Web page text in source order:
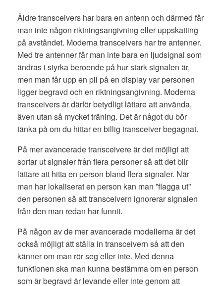
Äldre transceivers har bara en antenn och därmed får
man inte någon riktningsangivning eller uppskatting
på avståndet. Moderna transceivers har tre antenner.
Med tre antenner får man inte bara en ljudsignal som
ändras i styrka beroende på hur stark signalen är,
men man får upp en pil på en display var personen
ligger begravd och en riktningsangivning. Moderna
transceivers är därför betydligt lättare att använda,
även utan så mycket träning. Det är något du bör
tänka på om du hittar en billig transceiver begagnat.
På mer avancerade transceivere är det möjligt att
sortar ut signaler från flera personer så att det blir
lättare att hitta en person bland flera signaler. När
man har lokaliserat en person kan man ”flagga ut”
den personen så att transceivern ignorerar signalen
från den man redan har funnit.
På någon av de mer avancerade modellerna är det
också möjligt att ställa in transceivern så att den
känner om man rör seg eller inte. Med denna
funktionen ska man kunna bestämma om en person
som är begravd är levande eller inte genom att